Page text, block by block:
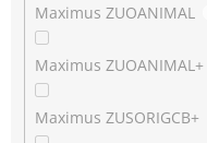
Maximus ZUOANIMAL
Maximus ZUOANIMAL+
Maximus ZUSORIGCB+